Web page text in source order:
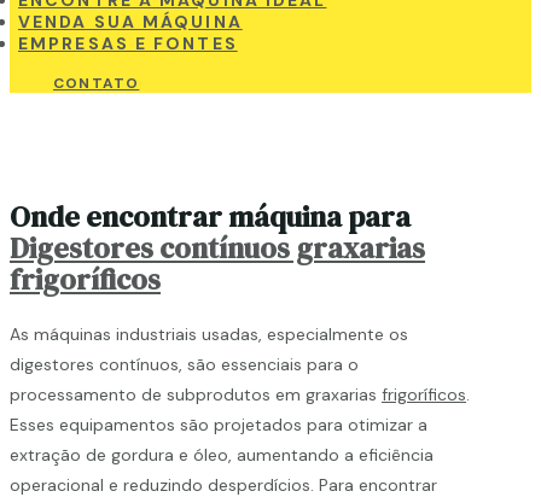
VENDA SUA MÁQUINA
EMPRESAS E FONTES
CONTATO
Onde encontrar máquina para
Digestores contínuos graxarias
frigoríficos
As máquinas industriais usadas, especialmente os
digestores contínuos, são essenciais para o
processamento de subprodutos em graxarias frigoríficos.
Esses equipamentos são projetados para otimizar a
extração de gordura e óleo, aumentando a eficiência
operacional e reduzindo desperdícios. Para encontrar